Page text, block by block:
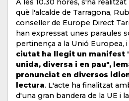
A les 10.30 hores, s'ha
què l'alcalde de Tarragona,
conseller de Europe Direct
han expressat unes paraules
pertinença a la Unió Europea, i
ciutat ha llegit un manifest
unida, diversa i en pau",
pronunciat en diversos
lectura. L'acte ha finalitzat
d'una gran bandera de la UE i